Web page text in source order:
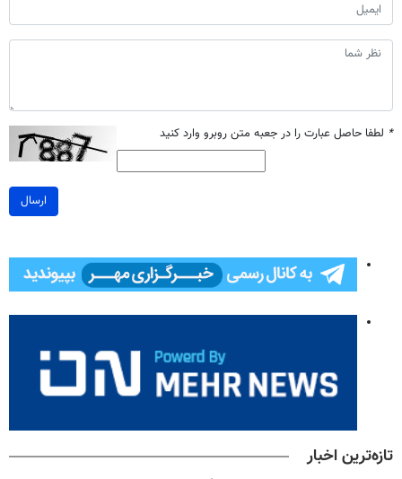
* لطفا حاصل عبارت را در جعبه متن روبرو وارد کنید
ارسال
تازه‌ترین اخبار